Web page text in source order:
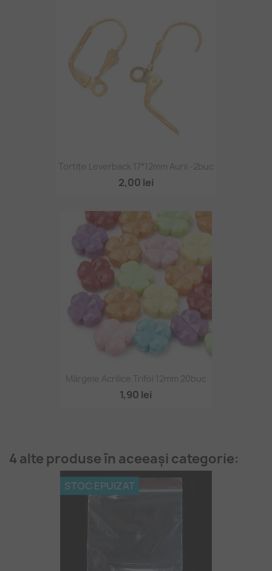
Tortițe Leverback 17*12mm Aurii -2buc
2,00 lei
Mărgele Acrilice Trifoi 12mm 20buc
1,90 lei
4 alte produse în aceeași categorie:
STOC EPUIZAT